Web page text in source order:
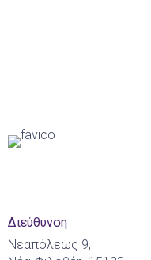
Διεύθυνση
Νεαπόλεως 9,